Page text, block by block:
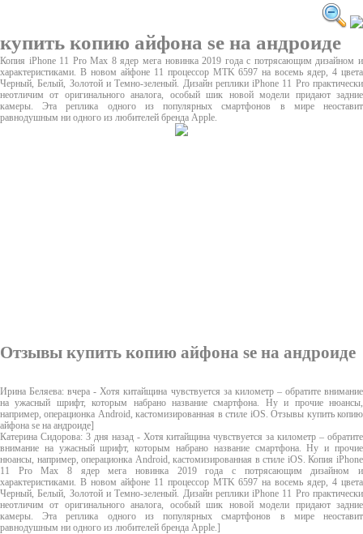
купить копию айфона se на андроиде
Копия iPhone 11 Pro Max 8 ядер мега новинка 2019 года с потрясающим дизайном и
характеристиками. В новом айфоне 11 процессор MTK 6597 на восемь ядер, 4 цвета
Черный, Белый, Золотой и Темно-зеленый. Дизайн реплики iPhone 11 Pro практически
неотличим от оригинального аналога, особый шик новой модели придают задние
камеры. Эта реплика одного из популярных смартфонов в мире неоставит
равнодушным ни одного из любителей бренда Apple.
Отзывы купить копию айфона se на андроиде
Ирина Беляева: вчера - Хотя китайщина чувствуется за километр – обратите внимание
на ужасный шрифт, которым набрано название смартфона. Ну и прочие нюансы,
например, операционка Android, кастомизированная в стиле iOS. Отзывы купить копию
айфона se на андроиде]
Катерина Сидорова: 3 дня назад - Хотя китайщина чувствуется за километр – обратите
внимание на ужасный шрифт, которым набрано название смартфона. Ну и прочие
нюансы, например, операционка Android, кастомизированная в стиле iOS. Копия iPhone
11 Pro Max 8 ядер мега новинка 2019 года с потрясающим дизайном и
характеристиками. В новом айфоне 11 процессор MTK 6597 на восемь ядер, 4 цвета
Черный, Белый, Золотой и Темно-зеленый. Дизайн реплики iPhone 11 Pro практически
неотличим от оригинального аналога, особый шик новой модели придают задние
камеры. Эта реплика одного из популярных смартфонов в мире неоставит
равнодушным ни одного из любителей бренда Apple.]